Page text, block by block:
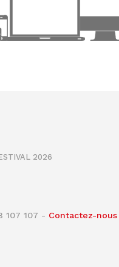
2026
107 107 - Contactez-nous